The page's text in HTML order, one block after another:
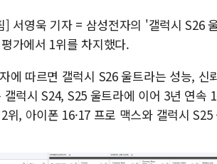
] 서영욱 기자 = 삼성전자의 '갤럭시 S26
가에서 1위를 차지했다.
에 따르면 갤럭시 S26 울트라는 성능,
럭시 S24, S25 울트라에 이어 3년 연속
위, 아이폰 16·17 프로 맥스와 갤럭시